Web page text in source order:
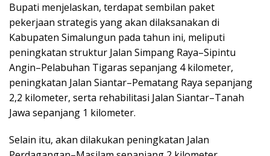
Bupati menjelaskan, terdapat sembilan paket
pekerjaan strategis yang akan dilaksanakan di
Kabupaten Simalungun pada tahun ini, meliputi
peningkatan struktur Jalan Simpang Raya–Sipintu
Angin–Pelabuhan Tigaras sepanjang 4 kilometer,
peningkatan Jalan Siantar–Pematang Raya sepanjang
2,2 kilometer, serta rehabilitasi Jalan Siantar–Tanah
Jawa sepanjang 1 kilometer.
Selain itu, akan dilakukan peningkatan Jalan